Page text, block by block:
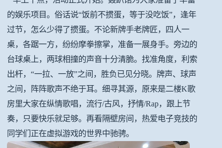
的娱乐项目。俗话说“饭前不掼蛋，等于没吃饭”，逢年
过节，怎么少得了掼蛋。不论新牌手老牌匠，四人一
桌，各踞一方，纷纷摩拳擦掌，准备一展身手。旁边的
台球桌上，两球相撞的声音十分清脆。找准角度，利索
出杆，“一拉、一放”之间，胜负已见分晓。牌声、球声
之间，阵阵歌声不绝于耳。细寻其源，原来是二楼K歌
房里大家在纵情歌唱，流行/古风，抒情/Rap，跟上节
奏，只要快乐就足够。再看隔壁房间，热爱电子竞技的
同学们正在虚拟游戏的世界中驰骋。